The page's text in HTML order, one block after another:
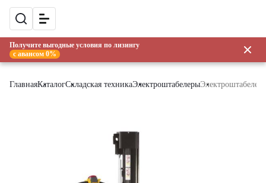
Получите выгодные условия по лизингу
с авансом 0%
ГлавнаяКаталогСкладская техникаЭлектроштабелеры